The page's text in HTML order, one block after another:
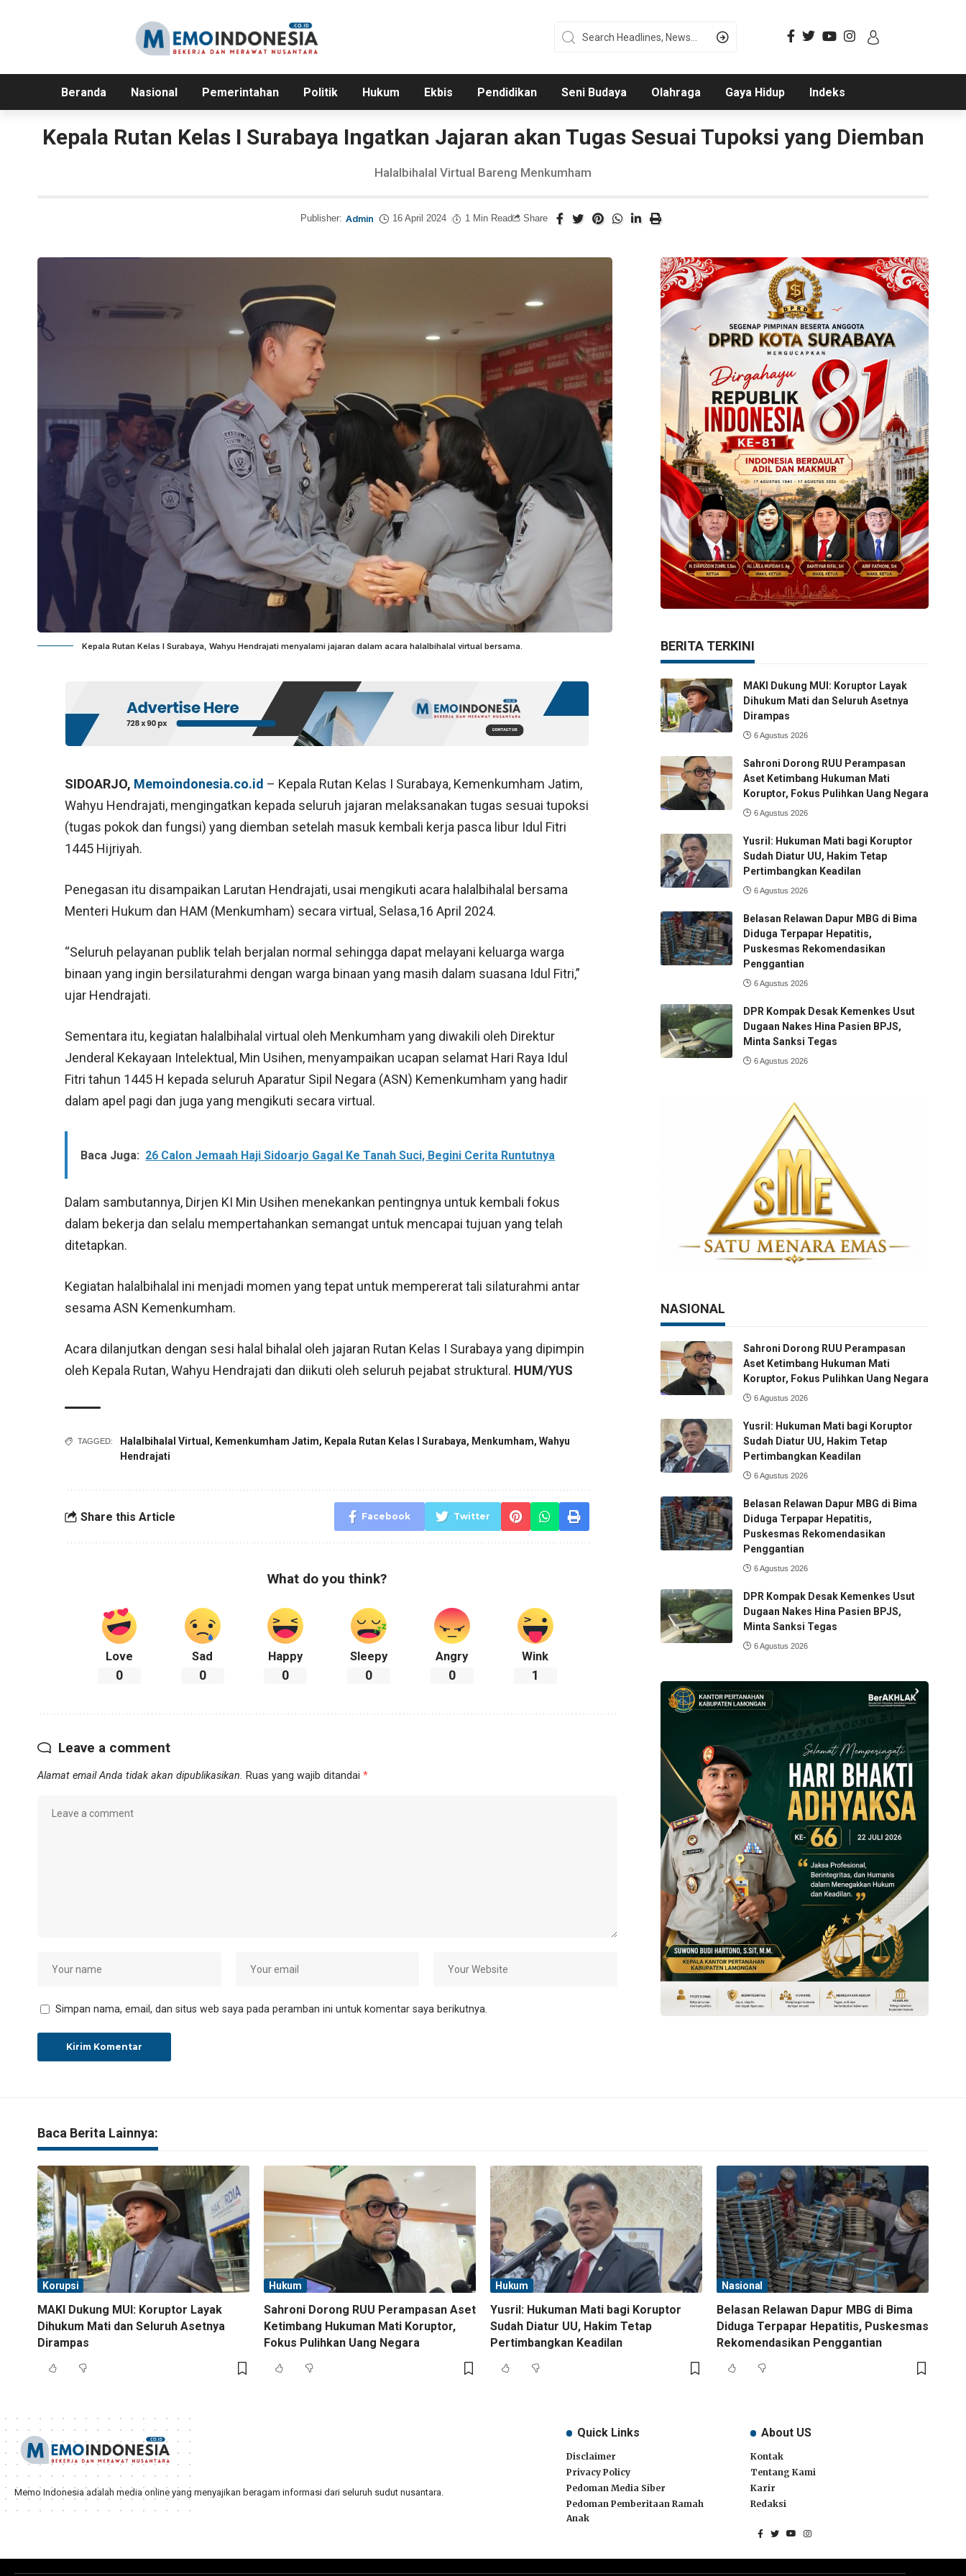
Beranda Nasional Pemerintahan Politik Hukum Ekbis Pendidikan Seni Budaya Olahraga Gaya Hidup Indeks
Kepala Rutan Kelas I Surabaya Ingatkan Jajaran akan Tugas Sesuai Tupoksi yang Diemban
Halalbihalal Virtual Bareng Menkumham
Publisher: Admin 16 April 2024 1 Min Read Share
Kepala Rutan Kelas I Surabaya, Wahyu Hendrajati menyalami jajaran dalam acara halalbihalal virtual bersama.
SIDOARJO, Memoindonesia.co.id – Kepala Rutan Kelas I Surabaya, Kemenkumham Jatim,
Wahyu Hendrajati, mengingatkan kepada seluruh jajaran melaksanakan tugas sesuai tupoksi
(tugas pokok dan fungsi) yang diemban setelah masuk kembali kerja pasca libur Idul Fitri
1445 Hijriyah.
Penegasan itu disampaikan Larutan Hendrajati, usai mengikuti acara halalbihalal bersama
Menteri Hukum dan HAM (Menkumham) secara virtual, Selasa,16 April 2024.
“Seluruh pelayanan publik telah berjalan normal sehingga dapat melayani keluarga warga
binaan yang ingin bersilaturahmi dengan warga binaan yang masih dalam suasana Idul Fitri,”
ujar Hendrajati.
Sementara itu, kegiatan halalbihalal virtual oleh Menkumham yang diwakili oleh Direktur
Jenderal Kekayaan Intelektual, Min Usihen, menyampaikan ucapan selamat Hari Raya Idul
Fitri tahun 1445 H kepada seluruh Aparatur Sipil Negara (ASN) Kemenkumham yang hadir
dalam apel pagi dan juga yang mengikuti secara virtual.
Baca Juga: 26 Calon Jemaah Haji Sidoarjo Gagal Ke Tanah Suci, Begini Cerita Runtutnya
Dalam sambutannya, Dirjen KI Min Usihen menekankan pentingnya untuk kembali fokus
dalam bekerja dan selalu mempertahankan semangat untuk mencapai tujuan yang telah
ditetapkan.
Kegiatan halalbihalal ini menjadi momen yang tepat untuk mempererat tali silaturahmi antar
sesama ASN Kemenkumham.
Acara dilanjutkan dengan sesi halal bihalal oleh jajaran Rutan Kelas I Surabaya yang dipimpin
oleh Kepala Rutan, Wahyu Hendrajati dan diikuti oleh seluruh pejabat struktural. HUM/YUS
TAGGED: Halalbihalal Virtual , Kemenkumham Jatim, Kepala Rutan Kelas I Surabaya, Menkumham,Wahyu
Hendrajati
Share this Article Facebook Twitter
What do you think?
Love
0
Sad
0
Happy
0
Sleepy
0
Angry
0
Wink
1
Leave a comment
Alamat email Anda tidak akan dipublikasikan. Ruas yang wajib ditandai *
Simpan nama, email, dan situs web saya pada peramban ini untuk komentar saya berikutnya.
BERITA TERKINI
MAKI Dukung MUI: Koruptor Layak
Dihukum Mati dan Seluruh Asetnya
Dirampas
6 Agustus 2026
Sahroni Dorong RUU Perampasan
Aset Ketimbang Hukuman Mati
Koruptor, Fokus Pulihkan Uang Negara
6 Agustus 2026
Yusril: Hukuman Mati bagi Koruptor
Sudah Diatur UU, Hakim Tetap
Pertimbangkan Keadilan
6 Agustus 2026
Belasan Relawan Dapur MBG di Bima
Diduga Terpapar Hepatitis,
Puskesmas Rekomendasikan
Penggantian
6 Agustus 2026
DPR Kompak Desak Kemenkes Usut
Dugaan Nakes Hina Pasien BPJS,
Minta Sanksi Tegas
6 Agustus 2026
NASIONAL
Sahroni Dorong RUU Perampasan
Aset Ketimbang Hukuman Mati
Koruptor, Fokus Pulihkan Uang Negara
6 Agustus 2026
Yusril: Hukuman Mati bagi Koruptor
Sudah Diatur UU, Hakim Tetap
Pertimbangkan Keadilan
6 Agustus 2026
Belasan Relawan Dapur MBG di Bima
Diduga Terpapar Hepatitis,
Puskesmas Rekomendasikan
Penggantian
6 Agustus 2026
DPR Kompak Desak Kemenkes Usut
Dugaan Nakes Hina Pasien BPJS,
Minta Sanksi Tegas
6 Agustus 2026
Baca Berita Lainnya:
Korupsi
MAKI Dukung MUI: Koruptor Layak
Dihukum Mati dan Seluruh Asetnya
Dirampas
Hukum
Sahroni Dorong RUU Perampasan Aset
Ketimbang Hukuman Mati Koruptor,
Fokus Pulihkan Uang Negara
Hukum
Yusril: Hukuman Mati bagi Koruptor
Sudah Diatur UU, Hakim Tetap
Pertimbangkan Keadilan
Nasional
Belasan Relawan Dapur MBG di Bima
Diduga Terpapar Hepatitis, Puskesmas
Rekomendasikan Penggantian
Memo Indonesia adalah media online yang menyajikan beragam informasi dari seluruh sudut nusantara.
Quick Links
Disclaimer
Privacy Policy
Pedoman Media Siber
Pedoman Pemberitaan Ramah
Anak
About US
Kontak
Tentang Kami
Karir
Redaksi